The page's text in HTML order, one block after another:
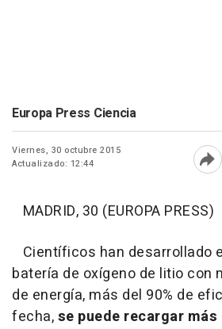
Europa Press Ciencia
Viernes, 30 octubre 2015
Actualizado: 12:44
MADRID, 30 (EUROPA PRESS)
Científicos han desarrollado
batería de oxígeno de litio con
de energía, más del 90% de
fecha,se puede recargar más